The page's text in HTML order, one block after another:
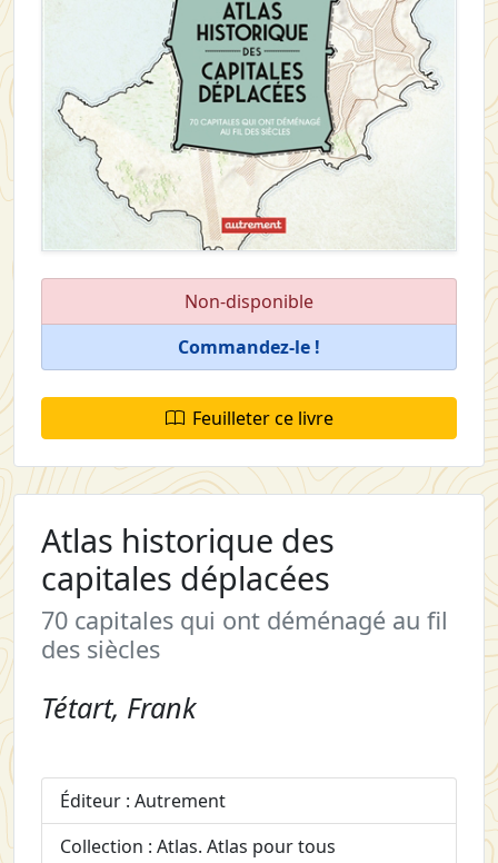
Non-disponible
Commandez-le !
Feuilleter ce livre
Atlas historique des
capitales déplacées
70 capitales qui ont déménagé au fil
des siècles
Tétart, Frank
Éditeur : Autrement
Collection : Atlas. Atlas pour tous